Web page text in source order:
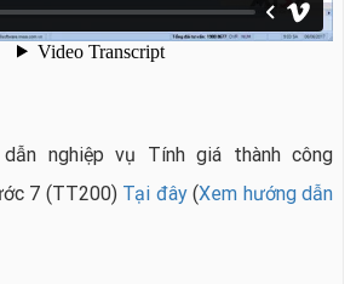
nghiệp vụ Tính giá thành công
7 (TT200) Tại đây (Xem hướng dẫn